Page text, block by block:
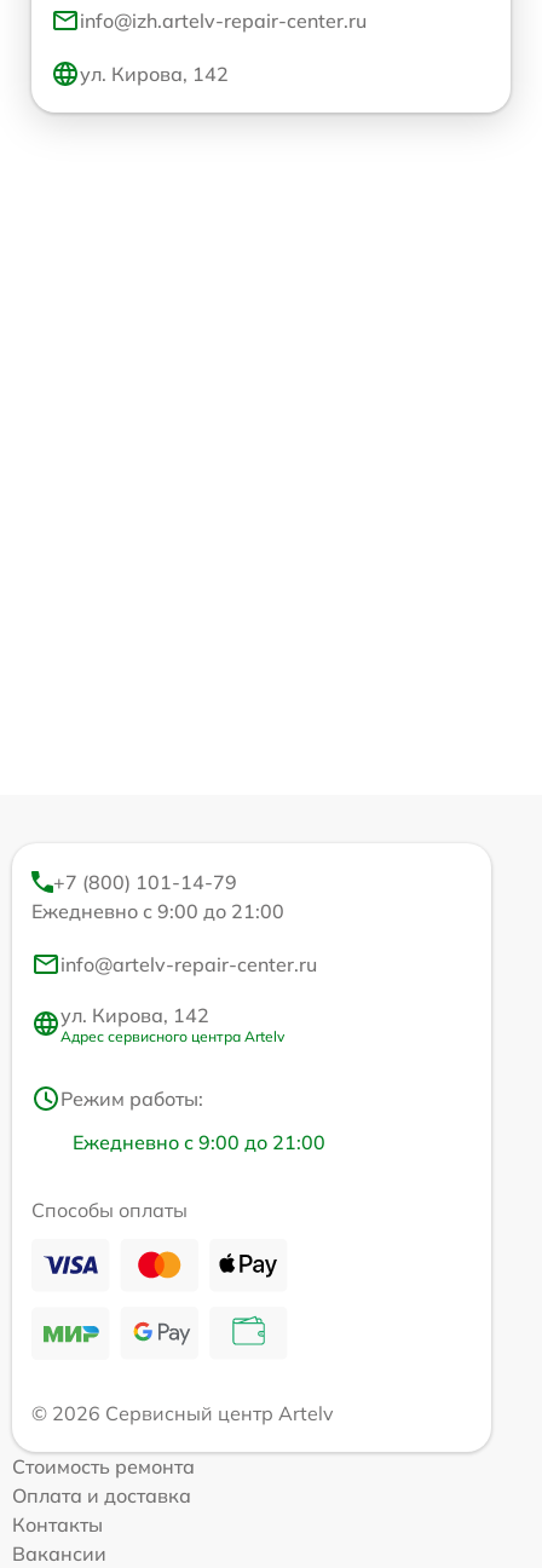
info@izh.artelv-repair-center.ru
ул. Кирова, 142
+7 (800) 101-14-79
Ежедневно с 9:00 до 21:00
info@artelv-repair-center.ru
ул. Кирова, 142
Адрес сервисного центра Artelv
Режим работы:
Ежедневно с 9:00 до 21:00
Способы оплаты
© 2026 Сервисный центр Artelv
Стоимость ремонта
Оплата и доставка
Контакты
Вакансии